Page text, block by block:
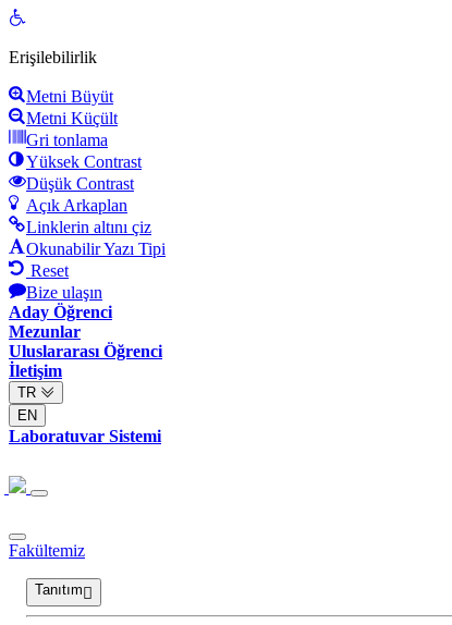
Open
Erişilebilirlik
Metni Büyüt
Metni Küçült
Gri tonlama
Yüksek Contrast
Düşük Contrast
Açık Arkaplan
Linklerin altını çiz
Okunabilir Yazı Tipi
Reset
Bize ulaşın
Aday Öğrenci
Mezunlar
Uluslararası Öğrenci
İletişim
TR
EN
Laboratuvar Sistemi
Fakültemiz
Tanıtım